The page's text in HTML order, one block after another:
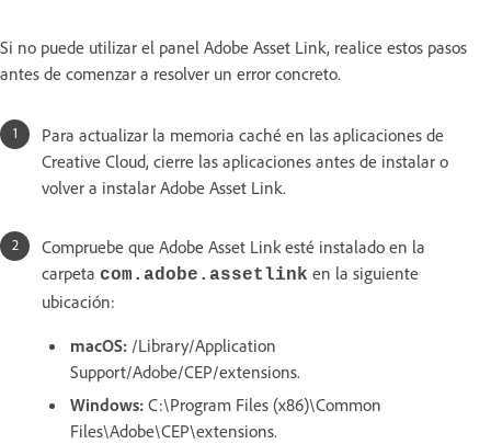
Si no puede utilizar el panel Adobe Asset Link, realice estos pasos
antes de comenzar a resolver un error concreto.
Para actualizar la memoria caché en las aplicaciones de
Creative Cloud, cierre las aplicaciones antes de instalar o
volver a instalar Adobe Asset Link.
Compruebe que Adobe Asset Link esté instalado en la
carpeta com.adobe.assetlink en la siguiente
ubicación:
macOS: /Library/Application
Support/Adobe/CEP/extensions.
Windows: C:\Program Files (x86)\Common
Files\Adobe\CEP\extensions.